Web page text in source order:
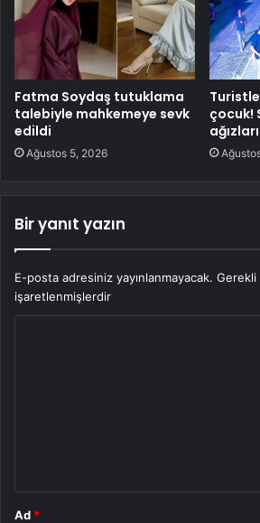
Fatma Soydaş tutuklama
talebiyle mahkemeye sevk
edildi
Ağustos 5, 2026
çocuk!
Bir yanıt yazın
E-posta adresiniz yayınlanmayacak. Gerekli
işaretlenmişlerdir
Ad *